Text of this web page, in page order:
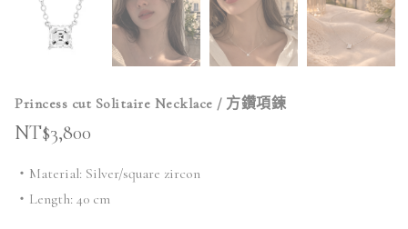
Princess cut Solitaire Necklace / 方鑽項鍊
NT$3,800
・Material: Silver/square zircon
・Length: 40 cm